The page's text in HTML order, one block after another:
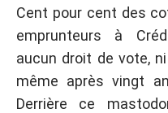
Cent pour cent des
emprunteurs à
aucun droit de vote,
même après vingt
Derrière ce